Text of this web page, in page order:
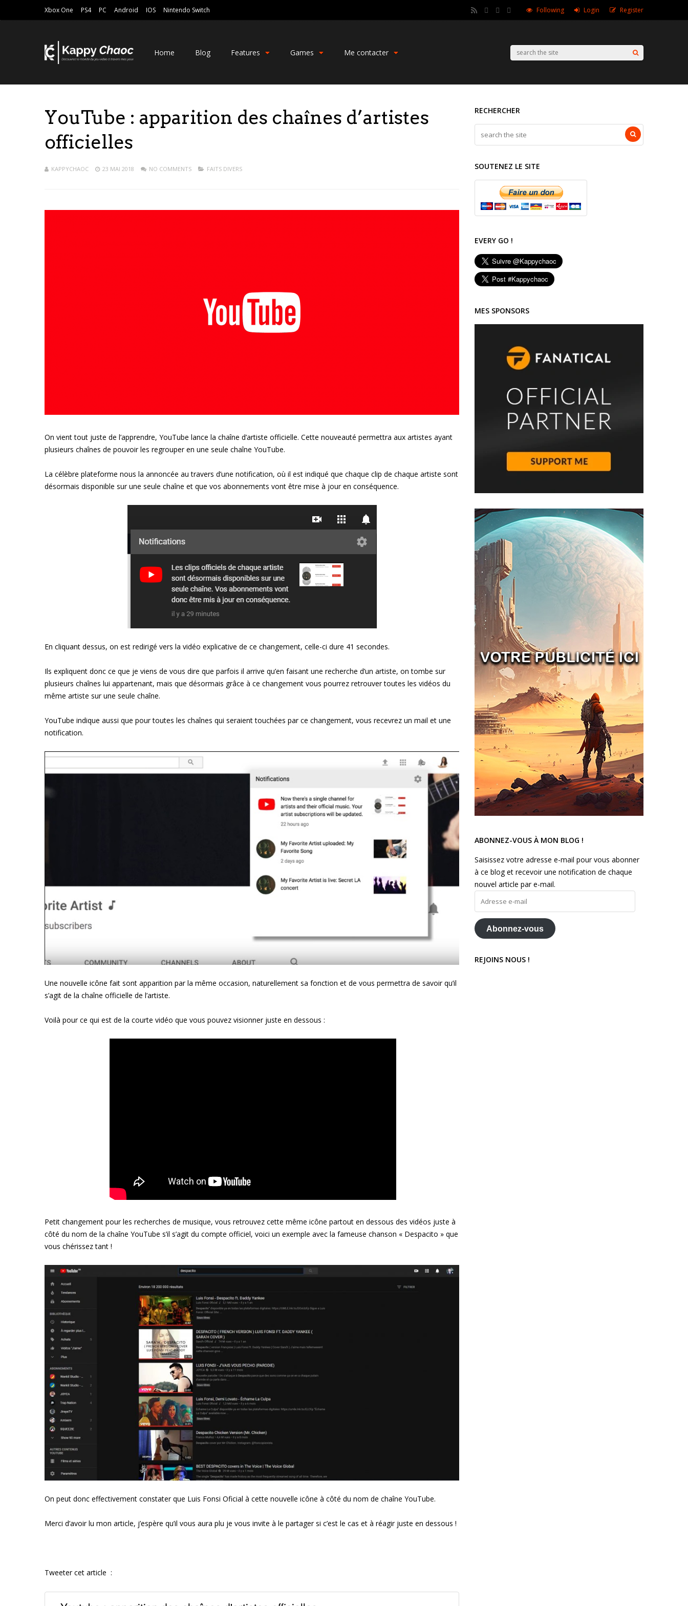
Xbox One PS4 PC Android IOS Nintendo Switch Following Login Register
Home Blog Features Games Me contacter
YouTube : apparition des chaînes d’artistes
officielles
KAPPYCHAOC 23 MAI 2018 NO COMMENTS FAITS DIVERS
On vient tout juste de l’apprendre, YouTube lance la chaîne d’artiste officielle. Cette nouveauté permettra aux artistes ayant
plusieurs chaînes de pouvoir les regrouper en une seule chaîne YouTube.
La célèbre plateforme nous la annoncée au travers d’une notification, où il est indiqué que chaque clip de chaque artiste sont
désormais disponible sur une seule chaîne et que vos abonnements vont être mise à jour en conséquence.
En cliquant dessus, on est redirigé vers la vidéo explicative de ce changement, celle-ci dure 41 secondes.
Ils expliquent donc ce que je viens de vous dire que parfois il arrive qu’en faisant une recherche d’un artiste, on tombe sur
plusieurs chaînes lui appartenant, mais que désormais grâce à ce changement vous pourrez retrouver toutes les vidéos du
même artiste sur une seule chaîne.
YouTube indique aussi que pour toutes les chaînes qui seraient touchées par ce changement, vous recevrez un mail et une
notification.
Une nouvelle icône fait sont apparition par la même occasion, naturellement sa fonction et de vous permettra de savoir qu’il
s’agit de la chaîne officielle de l’artiste.
Voilà pour ce qui est de la courte vidéo que vous pouvez visionner juste en dessous :
Petit changement pour les recherches de musique, vous retrouvez cette même icône partout en dessous des vidéos juste à
côté du nom de la chaîne YouTube s’il s’agit du compte officiel, voici un exemple avec la fameuse chanson « Despacito » que
vous chérissez tant !
On peut donc effectivement constater que Luis Fonsi Oficial à cette nouvelle icône à côté du nom de chaîne YouTube.
Merci d’avoir lu mon article, j’espère qu’il vous aura plu je vous invite à le partager si c’est le cas et à réagir juste en dessous !
Tweeter cet article :
RECHERCHER
SOUTENEZ LE SITE
EVERY GO !
MES SPONSORS
ABONNEZ-VOUS À MON BLOG !
Saisissez votre adresse e-mail pour vous abonner
à ce blog et recevoir une notification de chaque
nouvel article par e-mail.
mail
Abonnez-vous
REJOINS NOUS !